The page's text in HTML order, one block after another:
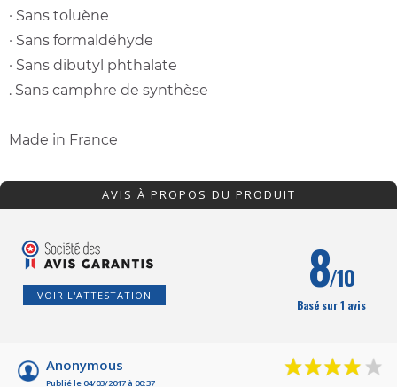
· Sans toluène
· Sans formaldéhyde
· Sans dibutyl phthalate
. Sans camphre de synthèse
Made in France
AVIS À PROPOS DU PRODUIT
VOIR L'ATTESTATION 8/10
Basé sur 1 avis
Anonymous
Publié le 04/03/2017 à 00:37